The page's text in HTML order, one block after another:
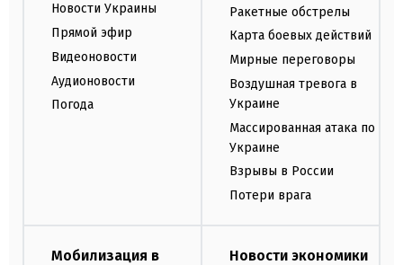
Новости Украины
Прямой эфир
Видеоновости
Аудионовости
Погода
Ракетные обстрелы
Карта боевых действий
Мирные переговоры
Воздушная тревога в
Украине
Массированная атака по
Украине
Взрывы в России
Потери врага
Мобилизация в
Новости экономики